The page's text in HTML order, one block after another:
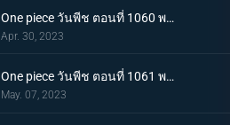
One piece วันพีช ตอนที่ 1060 พากย์ไทย ความลับของเอ็นมะ ดาบปีศาจที่ฝากไว้กับโซโล
Apr. 30, 2023
One piece วันพีช ตอนที่ 1061 พากย์ไทย หนึ่งการโจมตีของเทพอสูร ซันจิ ปะทะ ควีน
May. 07, 2023